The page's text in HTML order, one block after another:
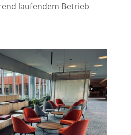
laufendem Betrieb